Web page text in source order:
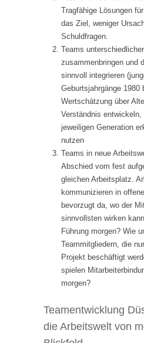
Tragfähige Lösungen
das Ziel, weniger
Schuldfragen.
Teams
zusammenbringen und
sinnvoll integrieren
Geburtsjahrgänge 1980
Wertschätzung über
Verständnis entwickeln,
jeweiligen Generation
nutzen
Teams in neue
Abschied vom fest
gleichen Arbeitsplatz.
kommunizieren in
bevorzugt da, wo der
sinnvollsten wirken
Führung morgen? Wie
Teammitgliedern, die
Projekt beschäftigt
spielen
morgen?
Teamentwicklung
die Arbeitswelt von